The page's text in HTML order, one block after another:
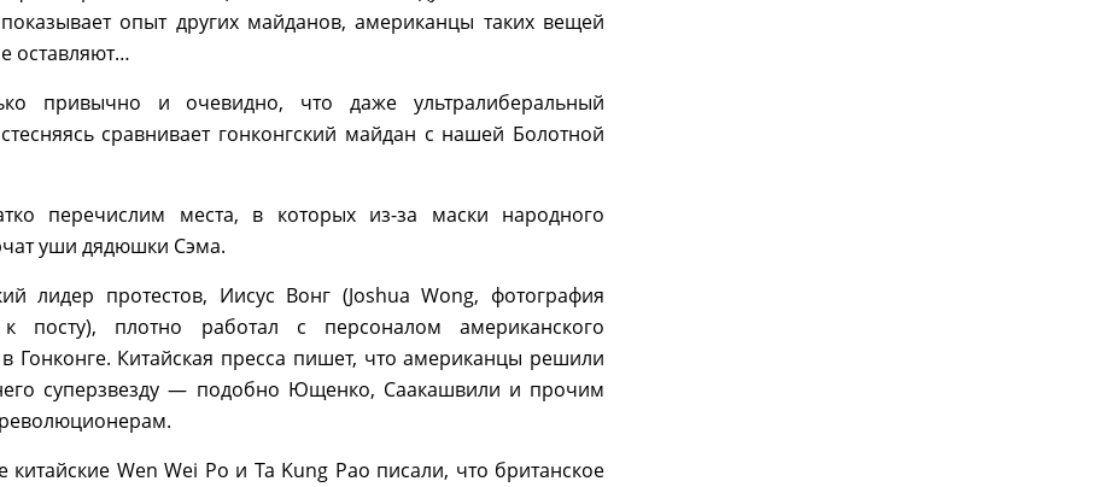
опыт других майданов, американцы таких вещей
оставляют…
привычно и очевидно, что даже ультралиберальный
сравнивает гонконгский майдан с нашей Болотной
перечислим места, в которых из-за маски народного
уши дядюшки Сэма.
лидер протестов, Иисус Вонг (Joshua Wong, фотография
посту), плотно работал с персоналом американского
в Гонконге. Китайская пресса пишет, что американцы решили
суперзвезду — подобно Ющенко, Саакашвили и прочим
китайские Wen Wei Po и Ta Kung Pao писали, что британское